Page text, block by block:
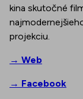
kina skutočné
projekciu.
→ Web
→ Facebook